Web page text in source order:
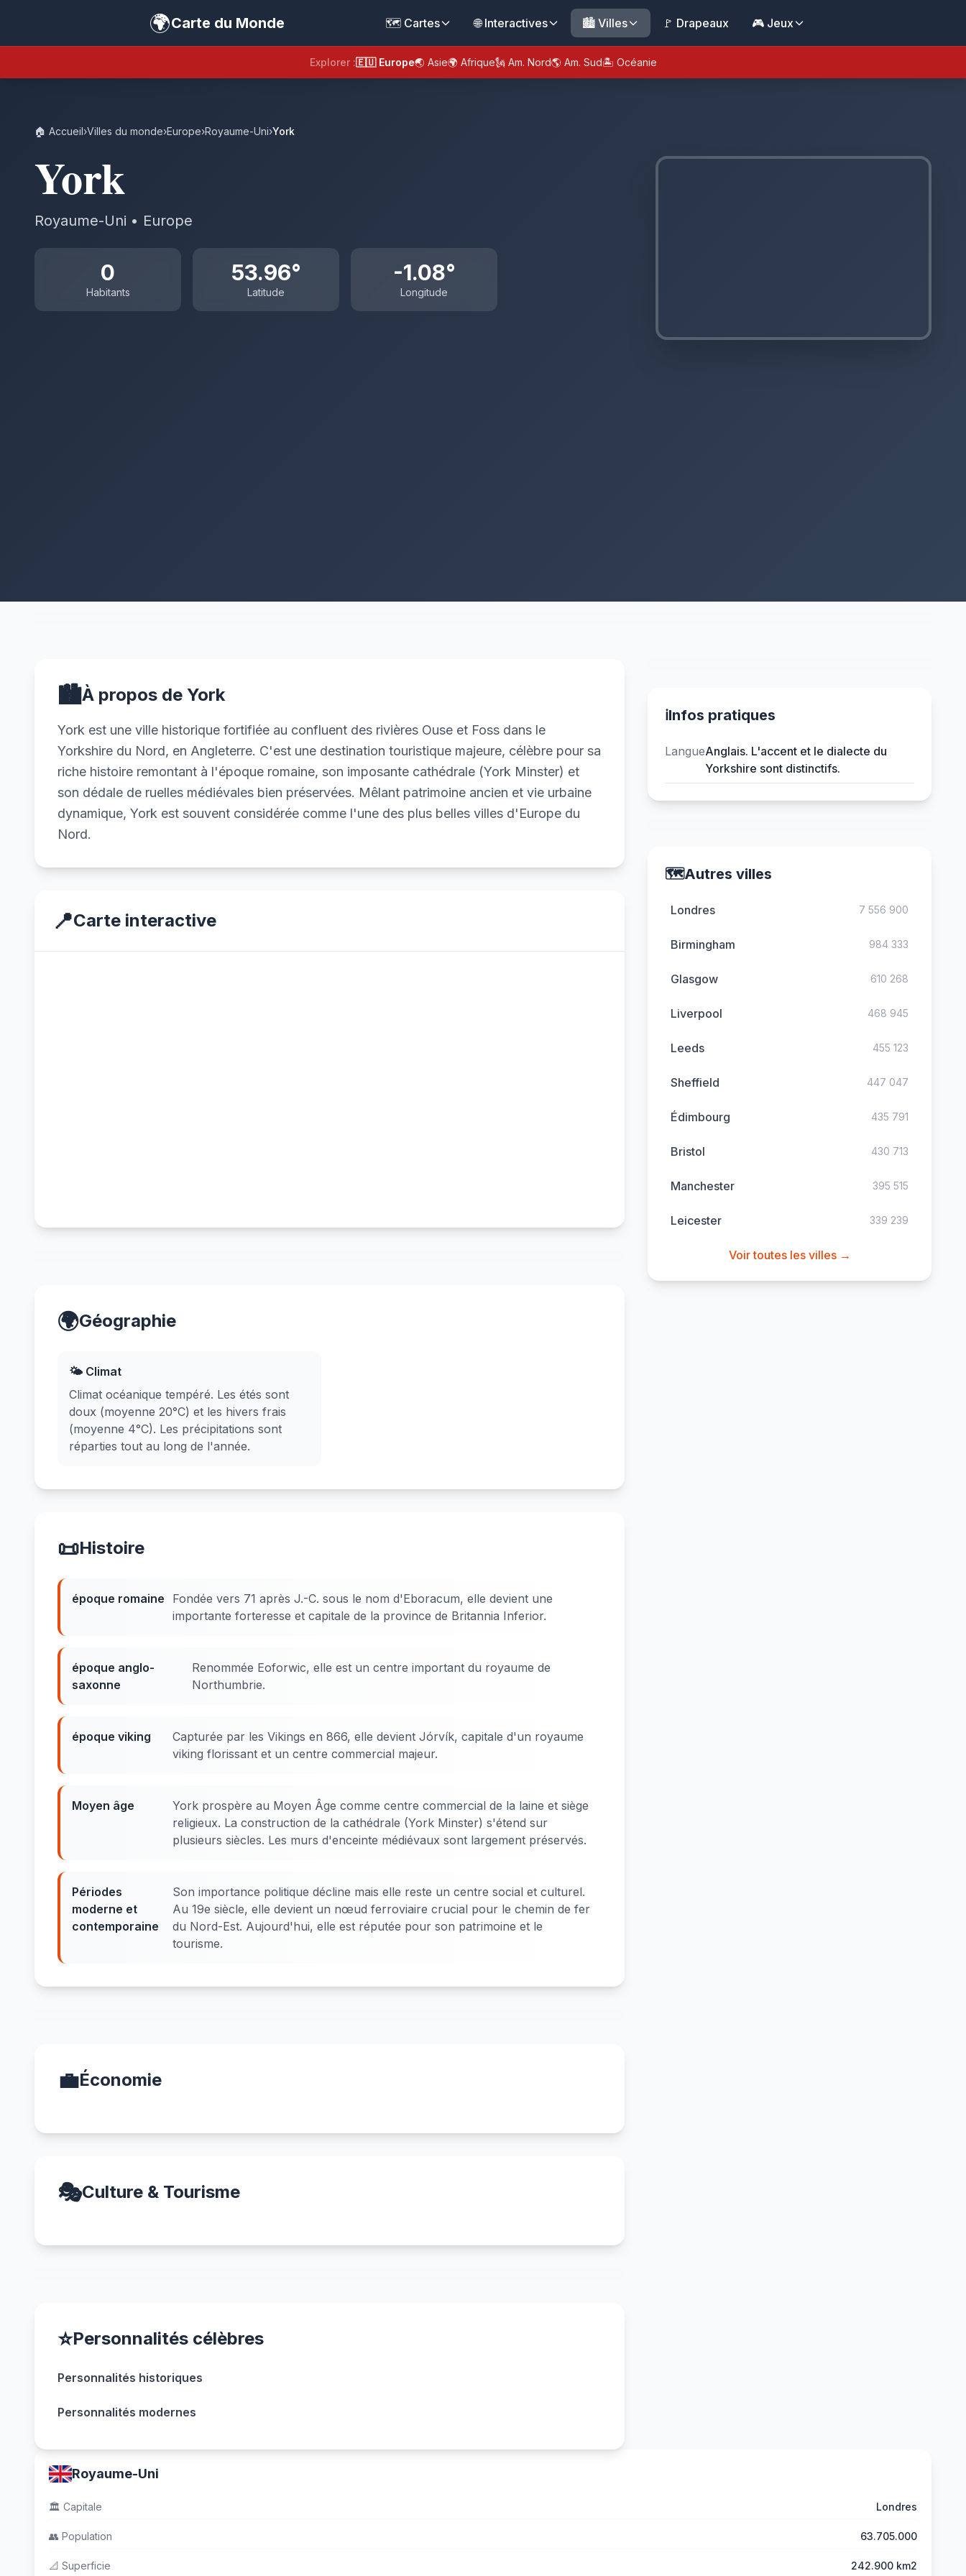
🌍Carte du Monde 🗺️ Cartes 🌐 Interactives 🏙️ Villes 🚩 Drapeaux 🎮 Jeux
Explorer :🇪🇺 Europe🌏 Asie🌍 Afrique🗽 Am. Nord🌎 Am. Sud🏝️ Océanie
🏠 Accueil›Villes du monde›Europe›Royaume-Uni›York
York
Royaume-Uni • Europe
0
Habitants
53.96°
Latitude
-1.08°
Longitude
🏙️À propos de York
York est une ville historique fortifiée au confluent des rivières Ouse et Foss dans le
Yorkshire du Nord, en Angleterre. C'est une destination touristique majeure, célèbre pour sa
riche histoire remontant à l'époque romaine, son imposante cathédrale (York Minster) et
son dédale de ruelles médiévales bien préservées. Mêlant patrimoine ancien et vie urbaine
dynamique, York est souvent considérée comme l'une des plus belles villes d'Europe du
Nord.
📍Carte interactive
🌍Géographie
🌤️ Climat
Climat océanique tempéré. Les étés sont
doux (moyenne 20°C) et les hivers frais
(moyenne 4°C). Les précipitations sont
réparties tout au long de l'année.
📜Histoire
époque romaine
Fondée vers 71 après J.-C. sous le nom d'Eboracum, elle devient une
importante forteresse et capitale de la province de Britannia Inferior.
époque anglo-
saxonne
Renommée Eoforwic, elle est un centre important du royaume de
Northumbrie.
époque viking
Capturée par les Vikings en 866, elle devient Jórvík, capitale d'un royaume
viking florissant et un centre commercial majeur.
Moyen âge
York prospère au Moyen Âge comme centre commercial de la laine et siège
religieux. La construction de la cathédrale (York Minster) s'étend sur
plusieurs siècles. Les murs d'enceinte médiévaux sont largement préservés.
Périodes
moderne et
contemporaine
Son importance politique décline mais elle reste un centre social et culturel.
Au 19e siècle, elle devient un nœud ferroviaire crucial pour le chemin de fer
du Nord-Est. Aujourd'hui, elle est réputée pour son patrimoine et le
tourisme.
💼Économie
🎭Culture & Tourisme
⭐Personnalités célèbres
Personnalités historiques
Personnalités modernes
ℹ️Infos pratiques
LangueAnglais. L'accent et le dialecte du
Yorkshire sont distinctifs.
🗺️Autres villes
Londres 7 556 900
Birmingham 984 333
Glasgow 610 268
Liverpool 468 945
Leeds 455 123
Sheffield 447 047
Édimbourg 435 791
Bristol 430 713
Manchester 395 515
Leicester 339 239
Voir toutes les villes →
Royaume-Uni
🏛️ Capitale Londres
👥 Population 63.705.000
📐 Superficie 242.900 km2